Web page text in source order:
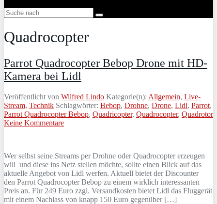
Quadrocopter
Parrot Quadrocopter Bebop Drone mit HD-
Kamera bei Lidl
Veröffentlicht von Wilfred Lindo Kategorie(n): Allgemein, Live-
Stream, Technik Schlagwörter: Bebop, Drohne, Drone, Lidl, Parrot,
Parrot Quadrocopter Bebop, Quadricopter, Quadrocopter, Quadrotor
Keine Kommentare
Wer selbst seine Streams per Drohne oder Quadrocopter erzeugen
will und diese ins Netz stellen möchte, sollte einen Blick auf das
aktuelle Angebot von Lidl werfen. Aktuell bietet der Discounter
den Parrot Quadrocopter Bebop zu einem wirklich interessanten
Preis an. Für 249 Euro zzgl. Versandkosten bietet Lidl das Fluggerät
mit einem Nachlass von knapp 150 Euro gegenüber […]